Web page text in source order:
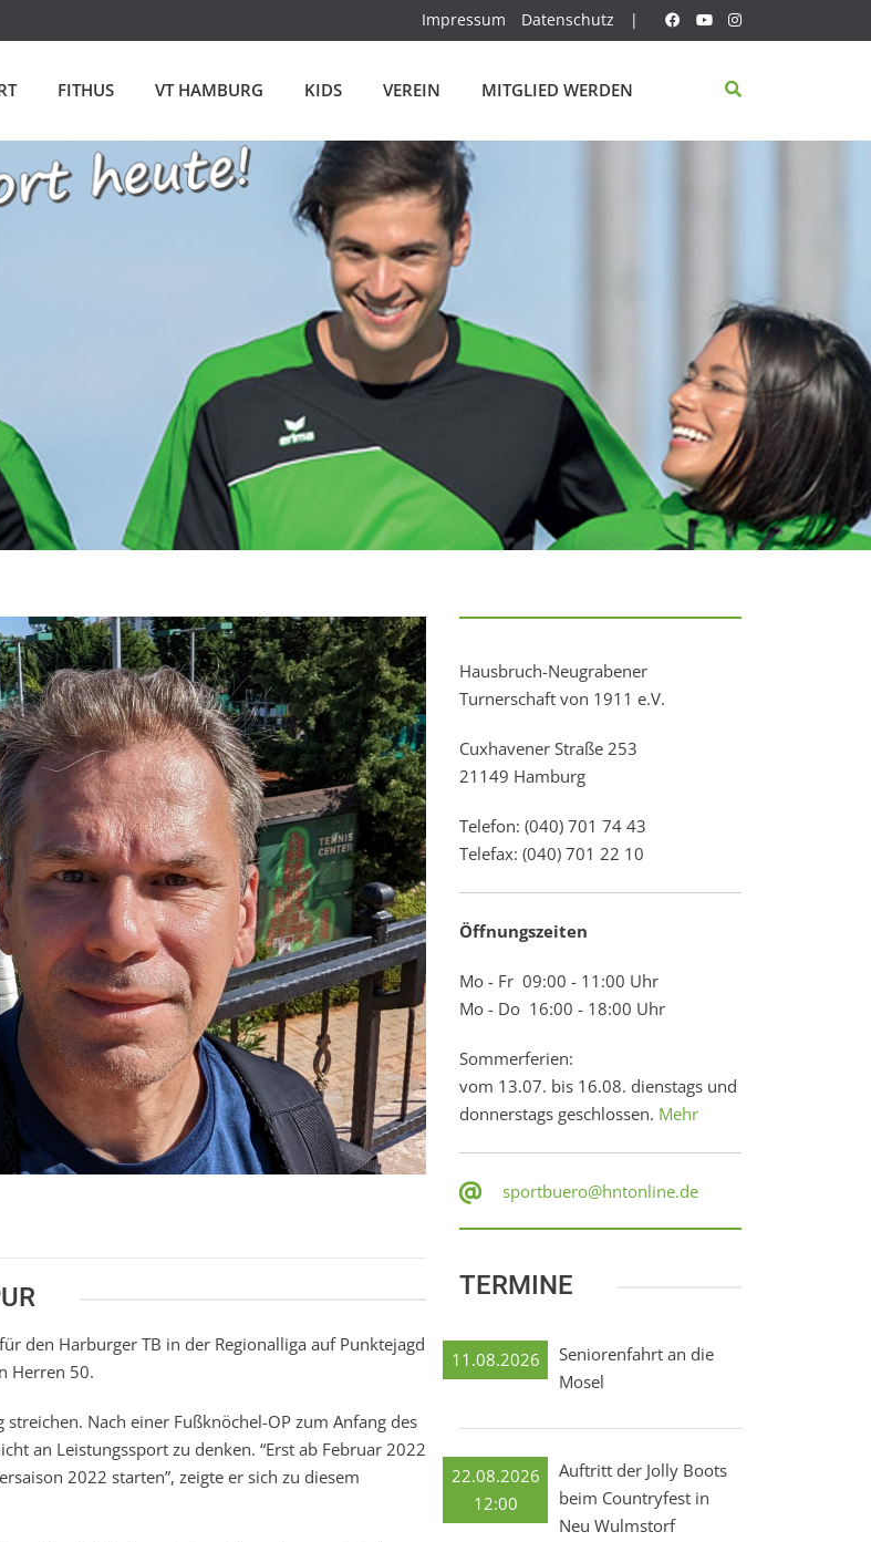
Impressum Datenschutz |
FITHUS VT HAMBURG KIDS VEREIN MITGLIED WERDEN
den Harburger TB in der Regionalliga auf Punktejagd
Herren 50.
Nach einer Fußknöchel-OP zum Anfang des
an Leistungssport zu denken. “Erst ab Februar 2022
2022 starten”, zeigte er sich zu diesem
Hausbruch-Neugrabener
Turnerschaft von 1911 e.V.
Cuxhavener Straße 253
21149 Hamburg
Telefon: (040) 701 74 43
Telefax: (040) 701 22 10
Öffnungszeiten
Mo - Fr 09:00 - 11:00 Uhr
Mo - Do 16:00 - 18:00 Uhr
Sommerferien:
vom 13.07. bis 16.08. dienstags und
donnerstags geschlossen. Mehr
sportbuero@hntonline.de
TERMINE
11.08.2026
Seniorenfahrt an die
Mosel
22.08.2026
12:00
Auftritt der Jolly Boots
beim Countryfest in
Neu Wulmstorf